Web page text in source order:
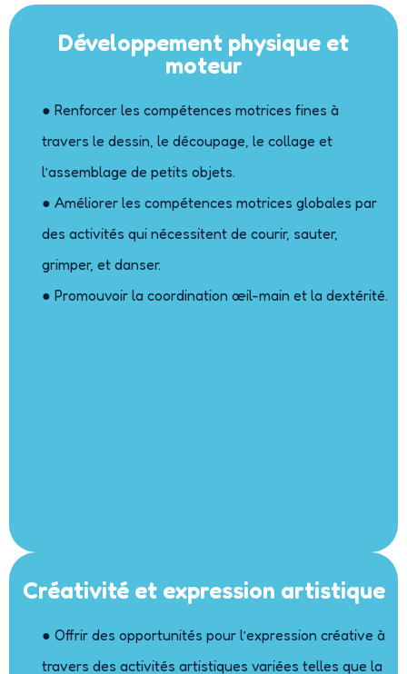
Développement physique et
moteur
● Renforcer les compétences motrices fines à
travers le dessin, le découpage, le collage et
l’assemblage de petits objets.
● Améliorer les compétences motrices globales par
des activités qui nécessitent de courir, sauter,
grimper, et danser.
● Promouvoir la coordination œil-main et la dextérité.
Créativité et expression artistique
● Offrir des opportunités pour l’expression créative à
travers des activités artistiques variées telles que la